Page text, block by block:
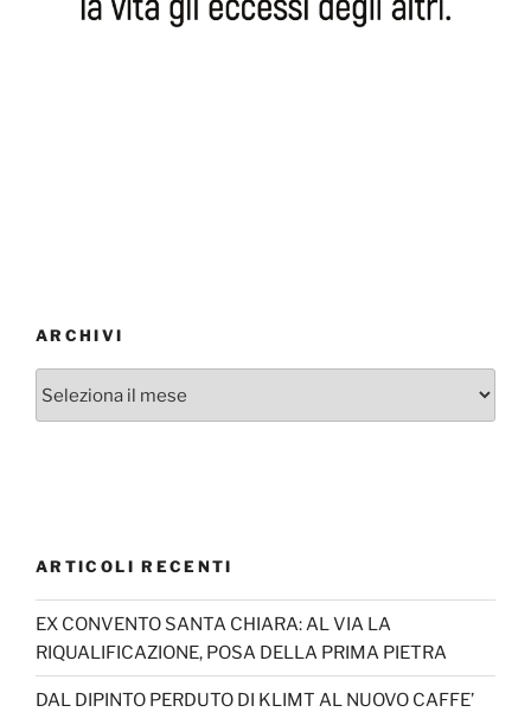
ARCHIVI
ARTICOLI RECENTI
EX CONVENTO SANTA CHIARA: AL VIA LA
RIQUALIFICAZIONE, POSA DELLA PRIMA PIETRA
DAL DIPINTO PERDUTO DI KLIMT AL NUOVO CAFFE’